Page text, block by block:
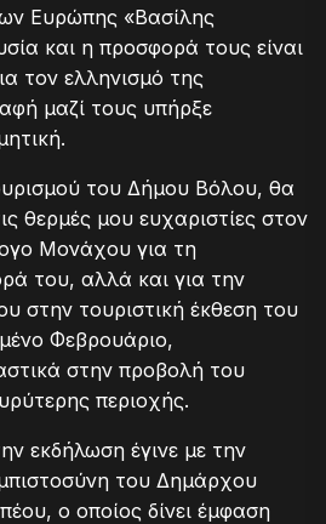
Ευρώπης «Βασίλης
και η προσφορά τους είναι
τον ελληνισμό της
μαζί τους υπήρξε
του Δήμου Βόλου, θα
θερμές μου ευχαριστίες στον
Μονάχου για τη
του, αλλά και για την
στην τουριστική έκθεση του
Φεβρουάριο,
στην προβολή του
περιοχής.
εκδήλωση έγινε με την
του Δημάρχου
ο οποίος δίνει έμφαση